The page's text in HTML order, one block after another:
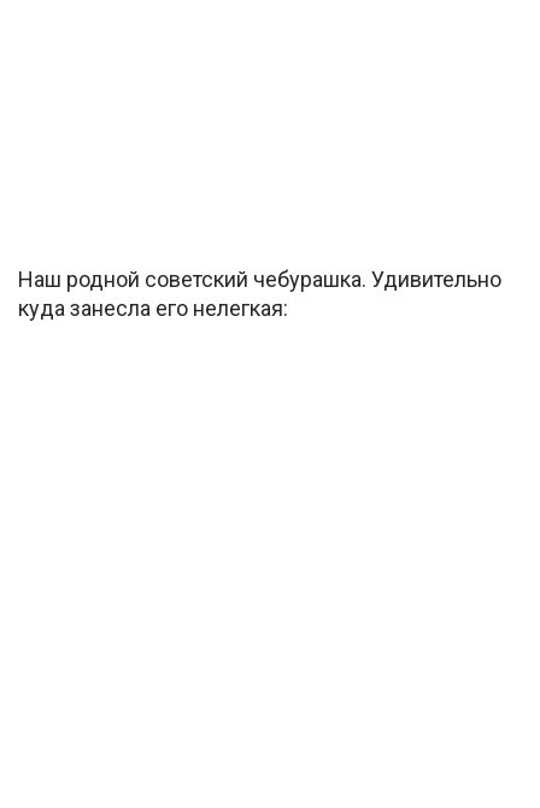
Наш родной советский чебурашка. Удивительно
куда занесла его нелегкая: